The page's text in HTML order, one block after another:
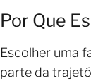
Por Que
Escolher uma
parte da